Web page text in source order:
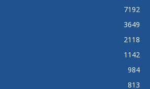
7192
3649
2118
1142
984
813